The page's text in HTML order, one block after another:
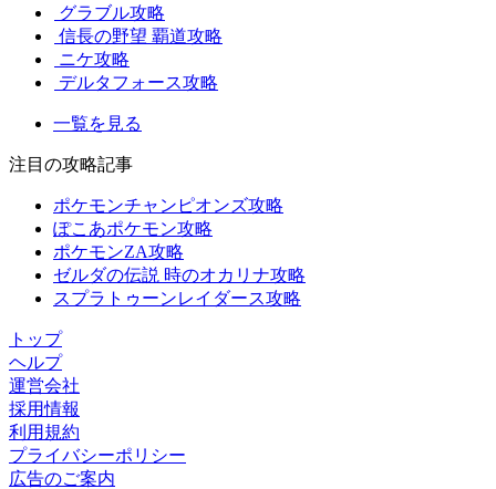
グラブル攻略
信長の野望 覇道攻略
ニケ攻略
デルタフォース攻略
一覧を見る
注目の攻略記事
ポケモンチャンピオンズ攻略
ぽこあポケモン攻略
ポケモンZA攻略
ゼルダの伝説 時のオカリナ攻略
スプラトゥーンレイダース攻略
トップ
ヘルプ
運営会社
採用情報
利用規約
プライバシーポリシー
広告のご案内